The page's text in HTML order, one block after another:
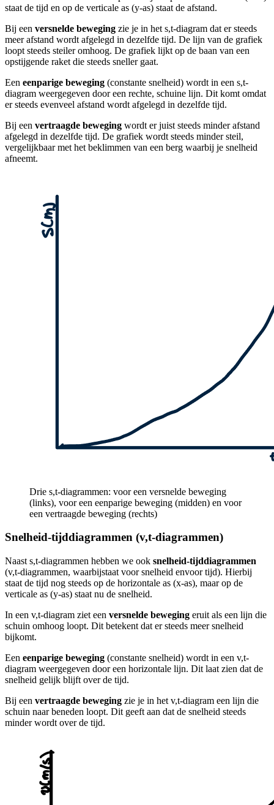
staat de tijd en op de verticale as (y-as) staat de afstand.
Bij een versnelde beweging zie je in het s,t-diagram dat er steeds
meer afstand wordt afgelegd in dezelfde tijd. De lijn van de grafiek
loopt steeds steiler omhoog. De grafiek lijkt op de baan van een
opstijgende raket die steeds sneller gaat.
Een eenparige beweging (constante snelheid) wordt in een s,t-
diagram weergegeven door een rechte, schuine lijn. Dit komt omdat
er steeds evenveel afstand wordt afgelegd in dezelfde tijd.
Bij een vertraagde beweging wordt er juist steeds minder afstand
afgelegd in dezelfde tijd. De grafiek wordt steeds minder steil,
vergelijkbaar met het beklimmen van een berg waarbij je snelheid
afneemt.
Drie s,t-diagrammen: voor een versnelde beweging
(links), voor een eenparige beweging (midden) en voor
een vertraagde beweging (rechts)
Snelheid-tijddiagrammen (v,t-diagrammen)
Naast s,t-diagrammen hebben we ook snelheid-tijddiagrammen
(v,t-diagrammen, waarbijstaat voor snelheid envoor tijd). Hierbij
staat de tijd nog steeds op de horizontale as (x-as), maar op de
verticale as (y-as) staat nu de snelheid.
In een v,t-diagram ziet een versnelde beweging eruit als een lijn die
schuin omhoog loopt. Dit betekent dat er steeds meer snelheid
bijkomt.
Een eenparige beweging (constante snelheid) wordt in een v,t-
diagram weergegeven door een horizontale lijn. Dit laat zien dat de
snelheid gelijk blijft over de tijd.
Bij een vertraagde beweging zie je in het v,t-diagram een lijn die
schuin naar beneden loopt. Dit geeft aan dat de snelheid steeds
minder wordt over de tijd.